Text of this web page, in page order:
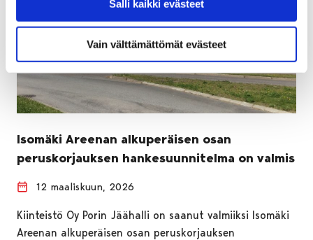
Salli kaikki evästeet
Vain välttämättömät evästeet
Isomäki Areenan alkuperäisen osan
peruskorjauksen hankesuunnitelma on valmis
12 maaliskuun, 2026
Kiinteistö Oy Porin Jäähalli on saanut valmiiksi Isomäki
Areenan alkuperäisen osan peruskorjauksen